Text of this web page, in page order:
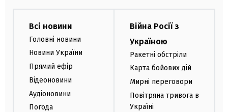
Всі новини
Головні новини
Новини України
Прямий ефір
Відеоновини
Аудіоновини
Погода
Війна Росії з
Україною
Ракетні обстріли
Карта бойових дій
Мирні переговори
Повітряна тривога в
Україні